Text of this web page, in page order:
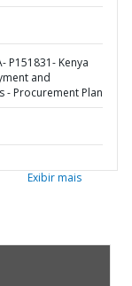
P151831- Kenya
and
- Procurement Plan
Exibir mais